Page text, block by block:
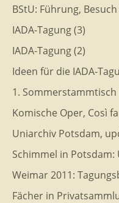
BStU: Führung,
IADA-Tagung (3)
IADA-Tagung (2)
Ideen für die IADA-
1.
Komische Oper, Così
Uniarchiv Potsdam,
Schimmel in
Weimar 2011:
Fächer in